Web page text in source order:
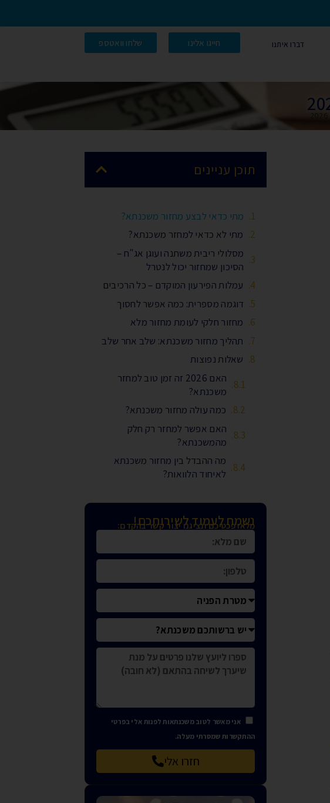
דברו איתנו חייגו אלינו שלחו וואטספ
תוכן עניינים
מתי כדאי לבצע מחזור משכנתא?
מתי לא כדאי למחזר משכנתא?
מסלולי ריבית משתנה ועוגן אג"ח –
הסיכון שמחזור יכול לנטרל
עמלות הפירעון המוקדם – כל הרכיבים
דוגמה מספרית: כמה אפשר לחסוך
מחזור חלקי לעומת מחזור מלא
תהליך מחזור משכנתא: שלב אחר שלב
שאלות נפוצות
האם 2026 זה זמן טוב למחזר
משכנתא?
כמה עולה מחזור משכנתא?
האם אפשר למחזר רק חלק
מהמשכנתא?
מה ההבדל בין מחזור משכנתא
לאיחוד הלוואות?
נשמח לעמוד לשירותכם!
מלאו פכטיכם ונציגנו יצור קשר בהקדם:
אני מאשר לטוב משכנתאות לפנות אלי בפרטי
ההתקשרות שמסרתי מעלה.
חזרו אלי